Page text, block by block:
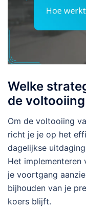
Welke
de
Om de voltooiing
richt je je op het
dagelijkse
Het implementeren
je voortgang
bijhouden van je
koers blijft.